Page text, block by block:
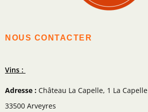
NOUS CONTACTER
Vins :
Adresse : Château La Capelle, 1 La Capelle
33500 Arveyres